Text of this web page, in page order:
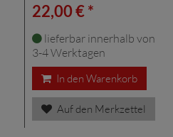
22,00 € *
lieferbar innerhalb von
3-4 Werktagen
In den Warenkorb
Auf den Merkzettel